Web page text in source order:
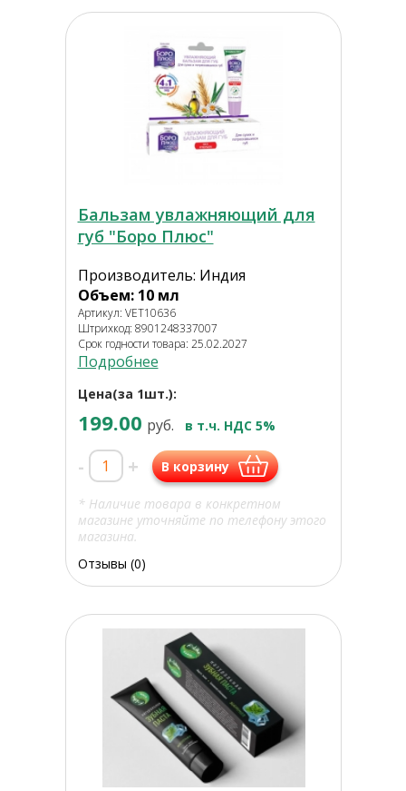
Бальзам увлажняющий для
губ "Боро Плюс"
Производитель: Индия
Объем: 10 мл
Артикул: VET10636
Штрихкод: 8901248337007
Срок годности товара: 25.02.2027
Подробнее
Цена(за 1шт.):
199.00 руб. в т.ч. НДС 5%
- + В корзину
* Наличие товара в конкретном
магазине уточняйте по телефону этого
магазина.
Отзывы (0)